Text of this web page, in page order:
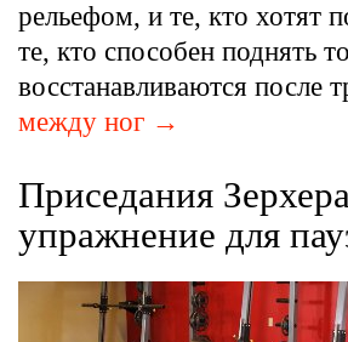
рельефом, и те, кто хотят
те, кто способен поднять
восстанавливаются после
между ног →
Приседания
упражнение для